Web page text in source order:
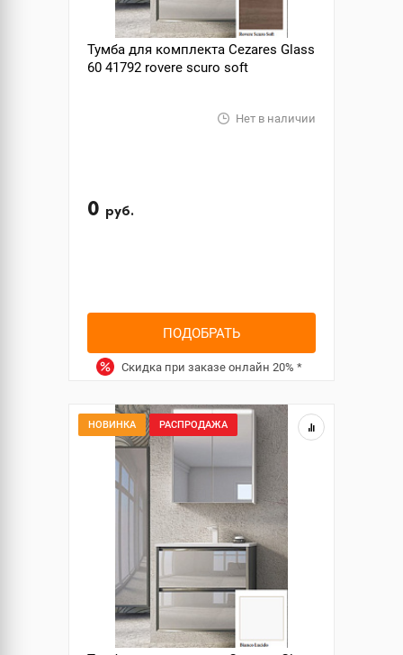
Тумба для комплекта Cezares Glass
60 41792 rovere scuro soft
Нет в наличии
0 руб.
ПОДОБРАТЬ
Скидка при заказе онлайн 20% *
НОВИНКА РАСПРОДАЖА